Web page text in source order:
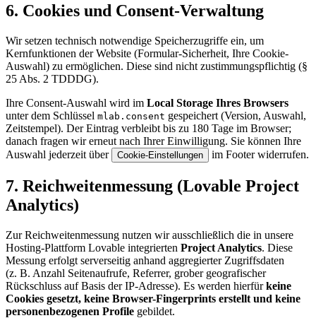
6. Cookies und Consent-Verwaltung
Wir setzen technisch notwendige Speicherzugriffe ein, um
Kernfunktionen der Website (Formular-Sicherheit, Ihre Cookie-
Auswahl) zu ermöglichen. Diese sind nicht zustimmungspflichtig (§
25 Abs. 2 TDDDG).
Ihre Consent-Auswahl wird im Local Storage Ihres Browsers
unter dem Schlüssel mlab.consent gespeichert (Version, Auswahl,
Zeitstempel). Der Eintrag verbleibt bis zu 180 Tage im Browser;
danach fragen wir erneut nach Ihrer Einwilligung. Sie können Ihre
Auswahl jederzeit über
Cookie-Einstellungen im Footer widerrufen.
7. Reichweitenmessung (Lovable Project
Analytics)
Zur Reichweitenmessung nutzen wir ausschließlich die in unsere
Hosting-Plattform Lovable integrierten Project Analytics. Diese
Messung erfolgt serverseitig anhand aggregierter Zugriffsdaten
(z. B. Anzahl Seitenaufrufe, Referrer, grober geografischer
Rückschluss auf Basis der IP-Adresse). Es werden hierfürkeine
Cookies gesetzt, keine Browser-Fingerprints erstellt und keine
personenbezogenen Profile gebildet.